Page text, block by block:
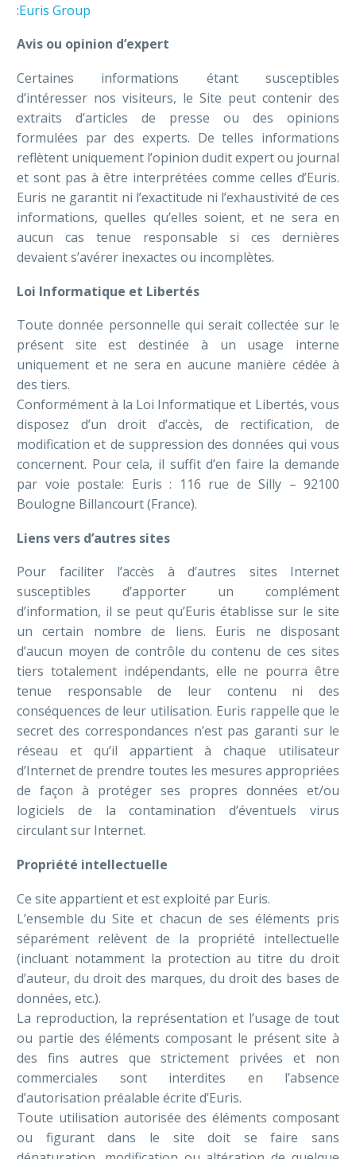
:Euris Group
Avis ou opinion d’expert
Certaines informations étant susceptibles
d’intéresser nos visiteurs, le Site peut contenir des
extraits d’articles de presse ou des opinions
formulées par des experts. De telles informations
reflètent uniquement l’opinion dudit expert ou journal
et sont pas à être interprétées comme celles d’Euris.
Euris ne garantit ni l’exactitude ni l’exhaustivité de ces
informations, quelles qu’elles soient, et ne sera en
aucun cas tenue responsable si ces dernières
devaient s’avérer inexactes ou incomplètes.
Loi Informatique et Libertés
Toute donnée personnelle qui serait collectée sur le
présent site est destinée à un usage interne
uniquement et ne sera en aucune manière cédée à
des tiers.
Conformément à la Loi Informatique et Libertés, vous
disposez d’un droit d’accès, de rectification, de
modification et de suppression des données qui vous
concernent. Pour cela, il suffit d’en faire la demande
par voie postale: Euris : 116 rue de Silly – 92100
Boulogne Billancourt (France).
Liens vers d’autres sites
Pour faciliter l’accès à d’autres sites Internet
susceptibles d’apporter un complément
d’information, il se peut qu’Euris établisse sur le site
un certain nombre de liens. Euris ne disposant
d’aucun moyen de contrôle du contenu de ces sites
tiers totalement indépendants, elle ne pourra être
tenue responsable de leur contenu ni des
conséquences de leur utilisation. Euris rappelle que le
secret des correspondances n’est pas garanti sur le
réseau et qu’il appartient à chaque utilisateur
d’Internet de prendre toutes les mesures appropriées
de façon à protéger ses propres données et/ou
logiciels de la contamination d’éventuels virus
circulant sur Internet.
Propriété intellectuelle
Ce site appartient et est exploité par Euris.
L’ensemble du Site et chacun de ses éléments pris
séparément relèvent de la propriété intellectuelle
(incluant notamment la protection au titre du droit
d’auteur, du droit des marques, du droit des bases de
données, etc.).
La reproduction, la représentation et l’usage de tout
ou partie des éléments composant le présent site à
des fins autres que strictement privées et non
commerciales sont interdites en l’absence
d’autorisation préalable écrite d’Euris.
Toute utilisation autorisée des éléments composant
ou figurant dans le site doit se faire sans